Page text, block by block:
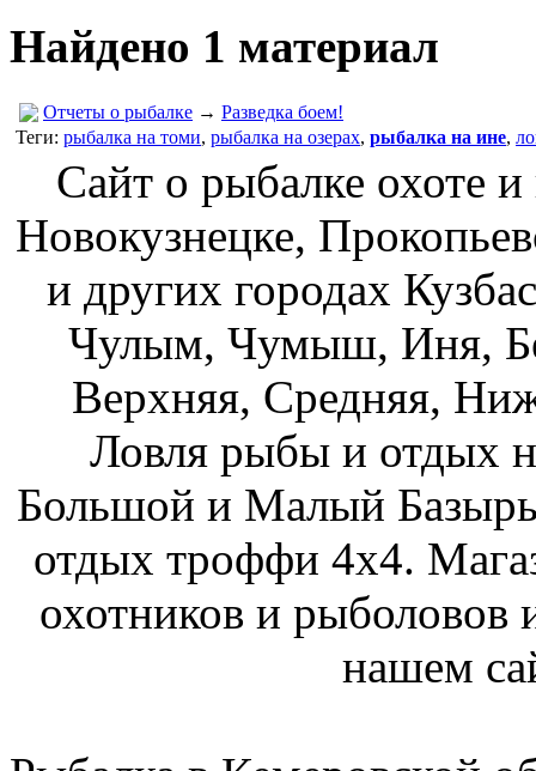
Найдено 1 материал
Отчеты о рыбалке → Разведка боем!
Теги: рыбалка на томи, рыбалка на озерах, рыбалка на ине,
Сайт о рыбалке охоте
Новокузнецке,
и других городах
Чулым, Чумыш, Иня,
Верхняя, Средняя,
Ловля рыбы и отдых
Большой и Малый
отдых троффи 4х4.
охотников и рыболовов
нашем